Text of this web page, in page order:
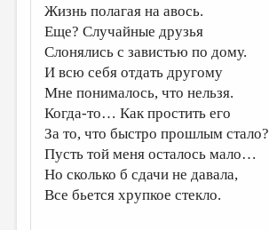
КОНКУРСЫ
ДЕТСКАЯ КОМНАТА
КНИЖНАЯ ПОЛКА
ОБЗОР ЛИТЕРАТУРЫ
СТРАНИЦЫ ПАМЯТИ
ОБЪЯВЛЕНИЯ
КОЛОНКА РЕДАКТОРА
Жизнь полагая на авось.
Еще? Случайные друзья
Слонялись с завистью по дому.
И всю себя отдать другому
Мне понималось, что нельзя.
Когда-то… Как простить его
За то, что быстро прошлым стало?
Пусть той меня осталось мало…
Но сколько б сдачи не давала,
Все бьется хрупкое стекло.